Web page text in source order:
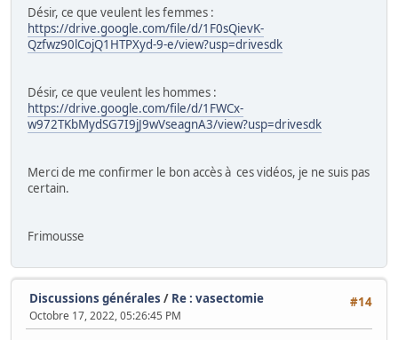
Désir, ce que veulent les femmes :
https://drive.google.com/file/d/1F0sQievK-
Qzfwz90lCojQ1HTPXyd-9-e/view?usp=drivesdk
Désir, ce que veulent les hommes :
https://drive.google.com/file/d/1FWCx-
w972TKbMydSG7I9jJ9wVseagnA3/view?usp=drivesdk
Merci de me confirmer le bon accès à ces vidéos, je ne suis pas
certain.
Frimousse
#14
Discussions générales / Re : vasectomie
Octobre 17, 2022, 05:26:45 PM